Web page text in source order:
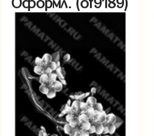
Оформл. (of9189)